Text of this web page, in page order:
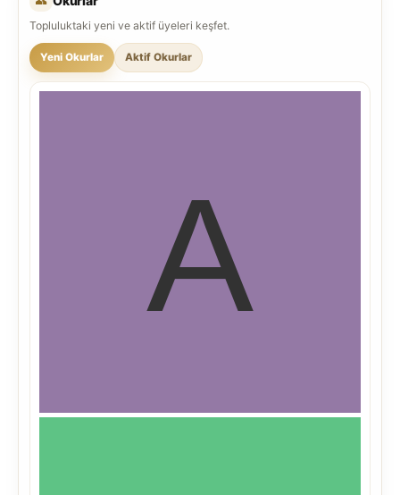
Topluluktaki yeni ve aktif üyeleri keşfet.
Yeni Okurlar Aktif Okurlar